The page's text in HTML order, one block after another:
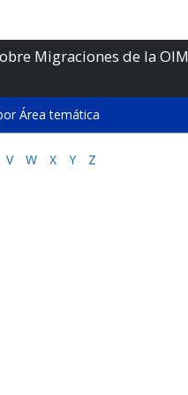
Migraciones de la OIM
Área temática
V W X Y Z